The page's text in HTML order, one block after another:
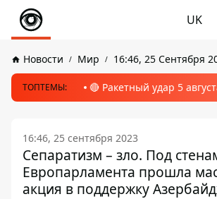
UK
Новости Мир 16:46, 25 Сентября
ТОПТЕМЫ: 🔴 Ракетный удар 5
16:46, 25 сентября 2023
Сепаратизм – зло. Под
Европарламента прошла
акция в поддержку